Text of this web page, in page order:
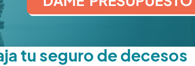
tu seguro de decesos